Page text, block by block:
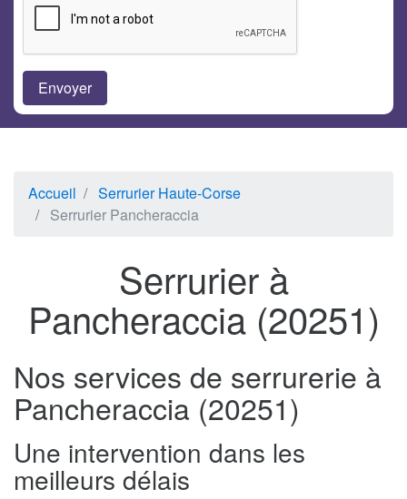
Accueil
Serrurier Haute-Corse
Serrurier Pancheraccia
Serrurier à
Pancheraccia (20251)
Nos services de serrurerie à
Pancheraccia (20251)
Une intervention dans les
meilleurs délais